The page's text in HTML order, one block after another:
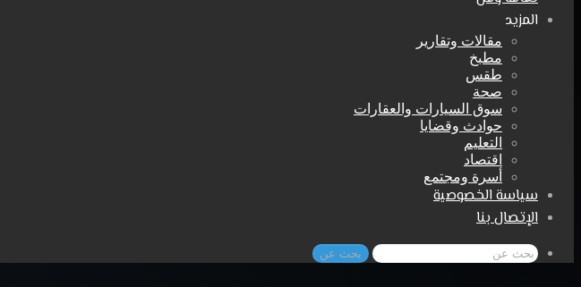
المزيد
مقالات وتقارير
مطبخ
طقس
صحة
سوق السيارات والعقارات
حوادث وقضايا
التعليم
اقتصاد
أسرة ومجتمع
سياسة الخصوصية
الإتصال بنا
بحث عن